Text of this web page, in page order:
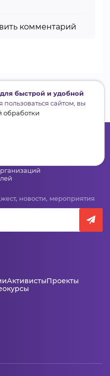
комментарий
новости, мероприятия
АктивистыПроекты
быстрой и удобной
сайтом, вы
обработки